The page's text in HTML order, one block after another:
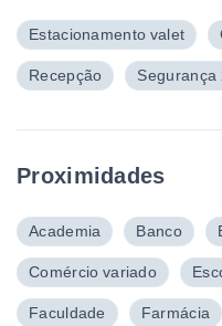
Estacionamento valet
Recepção Segurança
Proximidades
Academia Banco
Comércio variado
Faculdade Farmácia